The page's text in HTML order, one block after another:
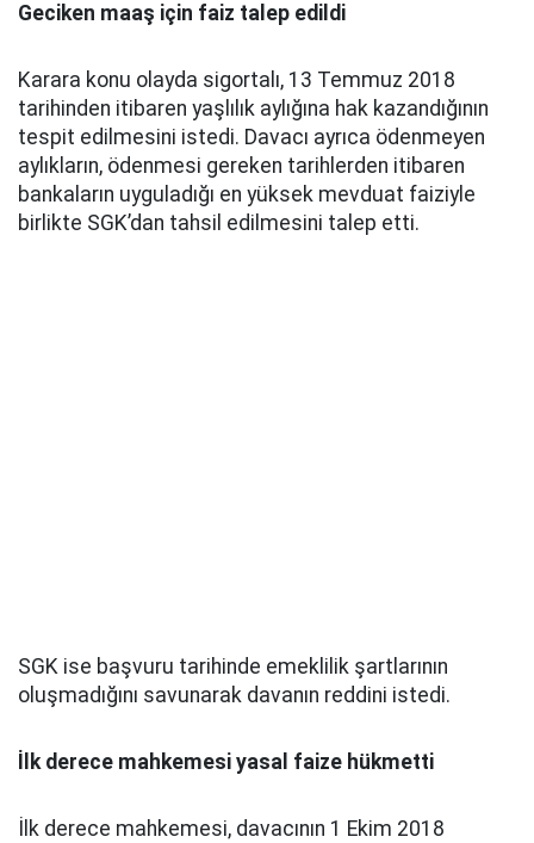
Geciken maaş için faiz talep edildi
Karara konu olayda sigortalı, 13 Temmuz 2018
tarihinden itibaren yaşlılık aylığına hak kazandığının
tespit edilmesini istedi. Davacı ayrıca ödenmeyen
aylıkların, ödenmesi gereken tarihlerden itibaren
bankaların uyguladığı en yüksek mevduat faiziyle
birlikte SGK’dan tahsil edilmesini talep etti.
SGK ise başvuru tarihinde emeklilik şartlarının
oluşmadığını savunarak davanın reddini istedi.
İlk derece mahkemesi yasal faize hükmetti
İlk derece mahkemesi, davacının 1 Ekim 2018